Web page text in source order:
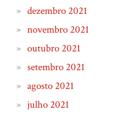
dezembro 2021
novembro 2021
outubro 2021
setembro 2021
agosto 2021
julho 2021